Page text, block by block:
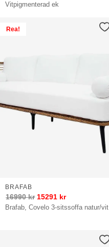
Vitpigmenterad ek
Rea!
Brafab, Covelo 3-sitssoffa natur/vit
BRAFAB
16990kr 15291 kr